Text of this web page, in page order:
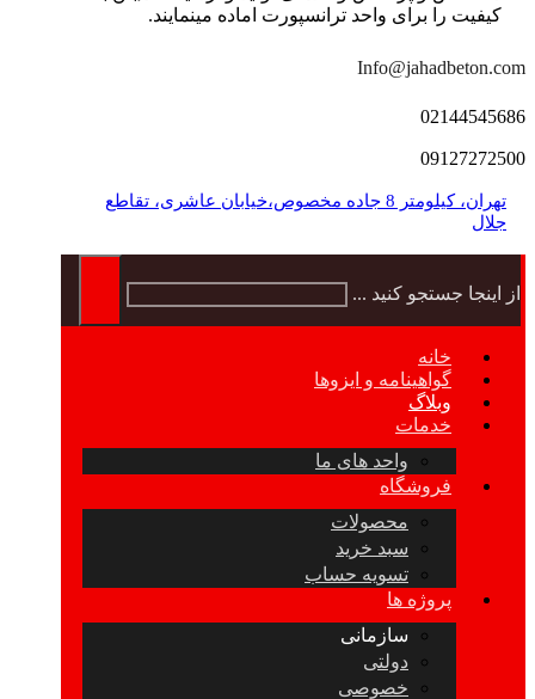
کیفیت را برای واحد ترانسپورت اماده مینمایند.
Info@jahadbeton.com
02144545686
09127272500
تهران، کیلومتر 8 جاده مخصوص،خیابان عاشری، تقاطع
جلال
از اینجا جستجو کنید ...
خانه
گواهینامه و ایزوها
وبلاگ
خدمات
واحد های ما
فروشگاه
محصولات
سبد خرید
تسویه حساب
پروژه ها
سازمانی
دولتی
خصوصی